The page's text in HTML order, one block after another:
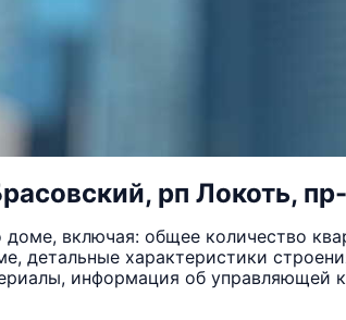
рп Локоть,
включая: общее количество
детальные характеристики
информация об управляющей